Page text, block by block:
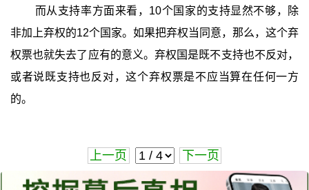
而从支持率方面来看，10个国家的支持显然不够，除
非加上弃权的12个国家。如果把弃权当同意，那么，这个弃
权票也就失去了应有的意义。弃权国是既不支持也不反对，
或者说既支持也反对，这个弃权票是不应当算在任何一方
的。
上一页 下一页